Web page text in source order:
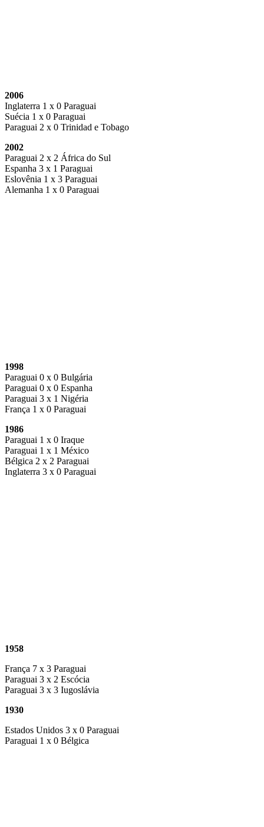
2006
Inglaterra 1 x 0 Paraguai
Suécia 1 x 0 Paraguai
Paraguai 2 x 0 Trinidad e Tobago
2002
Paraguai 2 x 2 África do Sul
Espanha 3 x 1 Paraguai
Eslovênia 1 x 3 Paraguai
Alemanha 1 x 0 Paraguai
1998
Paraguai 0 x 0 Bulgária
Paraguai 0 x 0 Espanha
Paraguai 3 x 1 Nigéria
França 1 x 0 Paraguai
1986
Paraguai 1 x 0 Iraque
Paraguai 1 x 1 México
Bélgica 2 x 2 Paraguai
Inglaterra 3 x 0 Paraguai
1958
França 7 x 3 Paraguai
Paraguai 3 x 2 Escócia
Paraguai 3 x 3 Iugoslávia
1930
Estados Unidos 3 x 0 Paraguai
Paraguai 1 x 0 Bélgica